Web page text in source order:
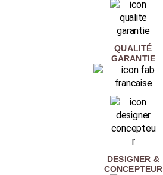
QUALITÉ
GARANTIE
DESIGNER &
CONCEPTEUR